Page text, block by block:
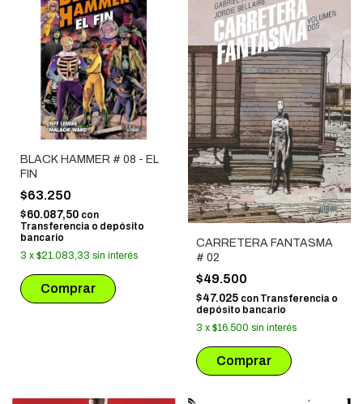
BLACK HAMMER # 08 - EL
FIN
$63.250
$60.087,50 con
Transferencia o depósito
bancario
3 x $21.083,33 sin interés
CARRETERA FANTASMA
# 02
$49.500
$47.025 con Transferencia o
depósito bancario
3 x $16.500 sin interés